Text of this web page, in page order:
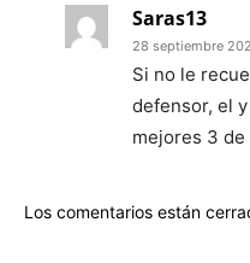
Saras13
28 septiembre
Si no le
defensor, el
mejores 3 de
Los comentarios están